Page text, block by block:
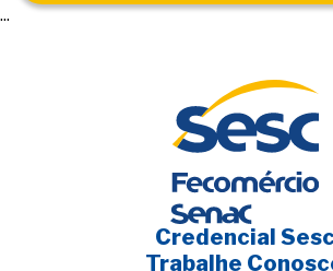
...
Credencial Sesc
Trabalhe